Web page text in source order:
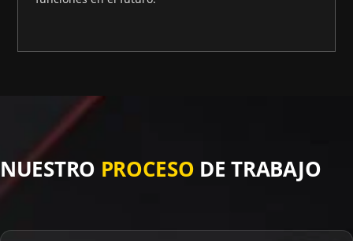
NUESTRO PROCESO DE TRABAJO